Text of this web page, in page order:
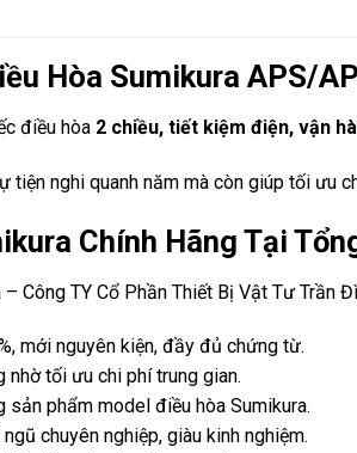
Hòa Sumikura APS/
điều hòa 2 chiều, tiết kiệm điện, vận
tiện nghi quanh năm mà còn giúp tối ưu
Chính Hãng Tại
Công TY Cổ Phần Thiết Bị Vật Tư
mới nguyên kiện, đầy đủ chứng từ.
tối ưu chi phí trung gian.
sản phẩm model điều hòa Sumikura.
chuyên nghiệp, giàu kinh nghiệm.